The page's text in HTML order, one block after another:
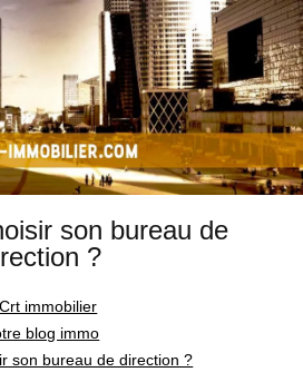
son bureau de
?
Crt immobilier
blog immo
son bureau de direction ?